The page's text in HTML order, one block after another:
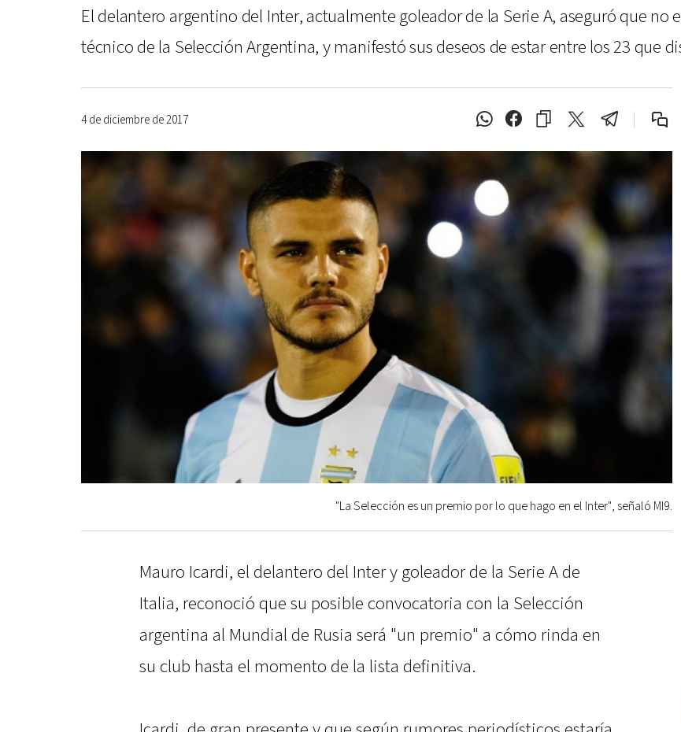
El delantero argentino del Inter, actualmente goleador de la Serie A, aseguró que
técnico de la Selección Argentina, y manifestó sus deseos de estar entre los 23 que
4 de diciembre de 2017
"La Selección es un premio por lo que hago en el Inter", señaló MI9.
Mauro Icardi, el delantero del Inter y goleador de la Serie A de
Italia, reconoció que su posible convocatoria con la Selección
argentina al Mundial de Rusia será "un premio" a cómo rinda en
su club hasta el momento de la lista definitiva.